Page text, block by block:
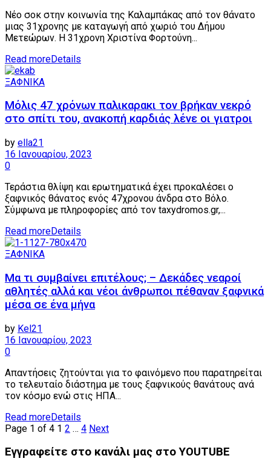
Νέο σοκ στην κοινωνία της Καλαμπάκας από τον θάνατο
μιας 31χρονης με καταγωγή από χωριό του Δήμου
Μετεώρων. Η 31χρονη Χριστίνα Φορτούνη...
Read moreDetails
ΞΑΦΝΙΚΑ
Μόλις 47 χρόνων παλικαρακι τον βρήκαν νεκρό
στο σπίτι του, ανακοπή καρδιάς λένε οι γιατροι
by ella21
16 Ιανουαρίου, 2023
0
Τεράστια θλίψη και ερωτηματικά έχει προκαλέσει ο
ξαφνικός θάνατος ενός 47χρονου άνδρα στο Βόλο.
Σύμφωνα με πληροφορίες από τον taxydromos.gr,...
Read moreDetails
ΞΑΦΝΙΚΑ
Μα τι συμβαίνει επιτέλους; – Δεκάδες νεαροί
αθλητές αλλά και νέοι άνθρωποι πέθαναν ξαφνικά
μέσα σε ένα μήνα
by Kel21
16 Ιανουαρίου, 2023
0
Απαντήσεις ζητούνται για το φαινόμενο που παρατηρείται
το τελευταίο διάστημα με τους ξαφνικούς θανάτους ανά
τον κόσμο ενώ στις ΗΠΑ...
Read moreDetails
Page 1 of 4 1 2 … 4 Next
Εγγραφείτε στο κανάλι μας στο YOUTUBE